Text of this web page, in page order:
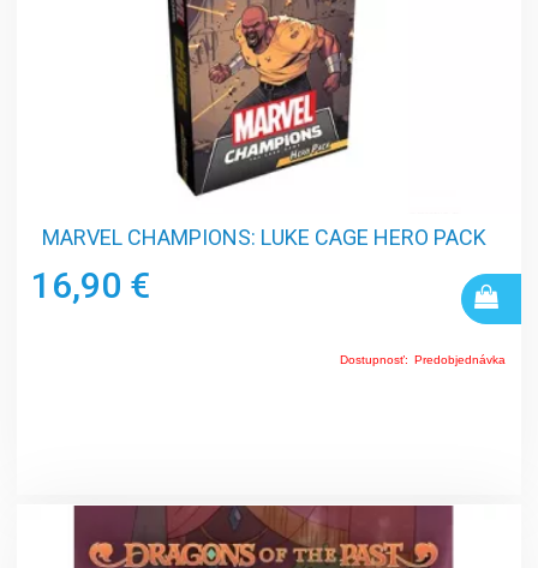
MARVEL CHAMPIONS: LUKE CAGE HERO PACK
16,90 €
Dostupnosť: Predobjednávka